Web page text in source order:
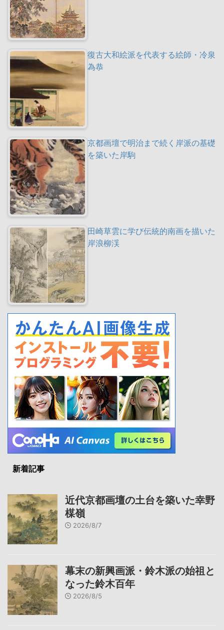
復古大和絵派を代表する絵師・冷泉
為恭
京都画壇で明治まで続く岸派の基礎
を築いた岸駒
田崎草雲に学び伝統的南画を描いた
岸浪柳渓
新着記事
近代京都画壇の土台を築いた幸野
楳嶺
2026/8/7
幕末の新興画派・鈴木派の始祖と
なった鈴木百年
2026/8/5